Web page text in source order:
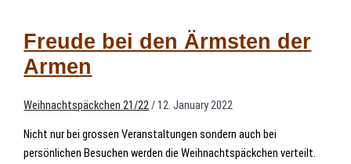
Freude bei den Ärmsten der
Armen
Weihnachtspäckchen 21/22/12. January 2022
Nicht nur bei grossen Veranstaltungen sondern auch bei
persönlichen Besuchen werden die Weihnachtspäckchen verteilt.